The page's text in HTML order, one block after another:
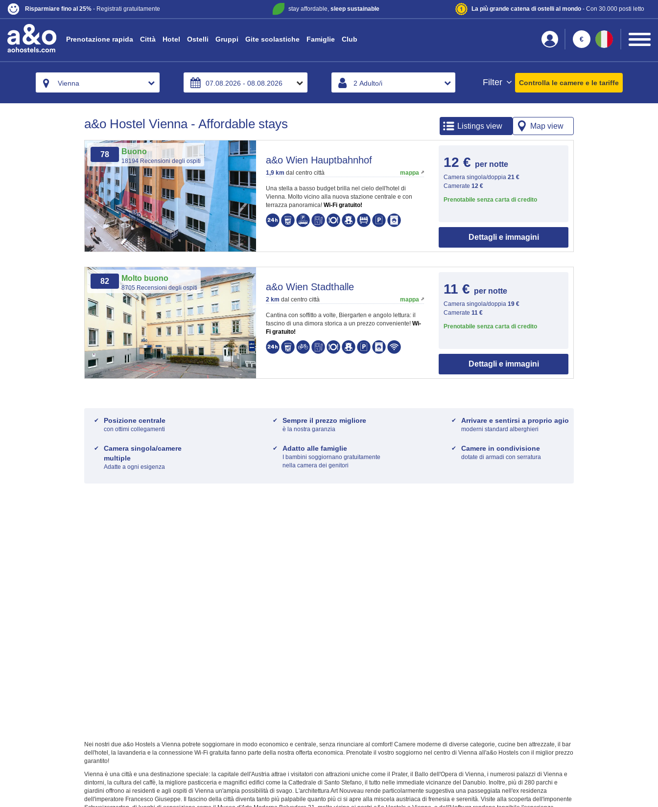
Risparmiare fino al 25% - Registrati gratuitamente stay affordable, sleep sustainable La più grande catena di ostelli al mondo- Con 30.000 posti letto
Prenotazione rapida Città Hotel Ostelli Gruppi Gite scolastiche Famiglie Club €
Vienna Filter Controlla le camere e le tariffe
a&o Hostel Vienna - Affordable stays Listings view Map view
78 Buono
18194 Recensioni degli ospiti a&o Wien Hauptbahnhof
1,9 km dal centro città mappa
Una stella a basso budget brilla nel cielo dell'hotel di
Vienna. Molto vicino alla nuova stazione centrale e con
terrazza panoramica! Wi-Fi gratuito!
12 € per notte
Camera singola/doppia 21 €
Camerate 12 €
Prenotabile senza carta di credito
Dettagli e immagini
82 Molto buono
8705 Recensioni degli ospiti a&o Wien Stadthalle
2 km dal centro città mappa
Cantina con soffitto a volte, Biergarten e angolo lettura: il
fascino di una dimora storica a un prezzo conveniente! Wi-
Fi gratuito!
11 € per notte
Camera singola/doppia 19 €
Camerate 11 €
Prenotabile senza carta di credito
Dettagli e immagini
Posizione centrale
con ottimi collegamenti
Sempre il prezzo migliore
è la nostra garanzia
Arrivare e sentirsi a proprio agio
moderni standard alberghieri
Camera singola/camere
multiple
Adatte a ogni esigenza
Adatto alle famiglie
I bambini soggiornano gratuitamente
nella camera dei genitori
Camere in condivisione
dotate di armadi con serratura
Nei nostri due a&o Hostels a Vienna potrete soggiornare in modo economico e centrale, senza rinunciare al comfort! Camere moderne di diverse categorie, cucine ben attrezzate, il bar
dell'hotel, la lavanderia e la connessione Wi-Fi gratuita fanno parte della nostra offerta economica. Prenotate il vostro soggiorno nel centro di Vienna all'a&o Hostels con il miglior prezzo
garantito!
Vienna è una città e una destinazione speciale: la capitale dell'Austria attrae i visitatori con attrazioni uniche come il Prater, il Ballo dell'Opera di Vienna, i numerosi palazzi di Vienna e
dintorni, la cultura del caffè, la migliore pasticceria e magnifici edifici come la Cattedrale di Santo Stefano, il tutto nelle immediate vicinanze del Danubio. Inoltre, più di 280 parchi e
giardini offrono ai residenti e agli ospiti di Vienna un'ampia possibilità di svago. L'architettura Art Nouveau rende particolarmente suggestiva una passeggiata nell'ex residenza
dell'imperatore Francesco Giuseppe. Il fascino della città diventa tanto più palpabile quanto più ci si apre alla miscela austriaca di frenesia e serenità. Visite alla scoperta dell'imponente